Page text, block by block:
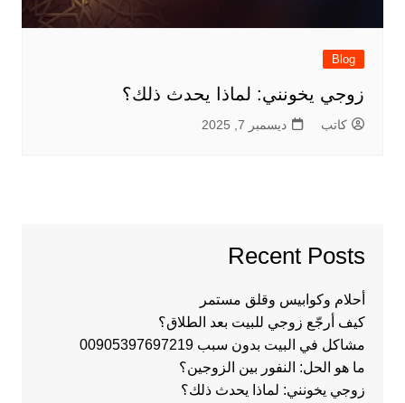
Blog
زوجي يخونني: لماذا يحدث ذلك؟
كاتب ديسمبر 7, 2025
Recent Posts
أحلام وكوابيس وقلق مستمر
كيف أرجّع زوجي للبيت بعد الطلاق؟
مشاكل في البيت بدون سبب 00905397697219
ما هو الحل: النفور بين الزوجين؟
زوجي يخونني: لماذا يحدث ذلك؟